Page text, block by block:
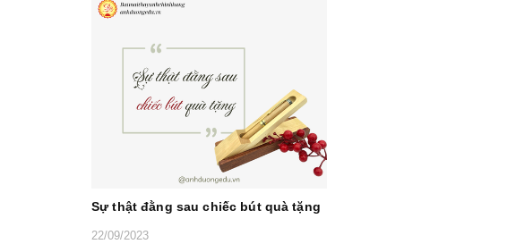
Sự thật đằng sau chiếc bút quà tặng
22/09/2023